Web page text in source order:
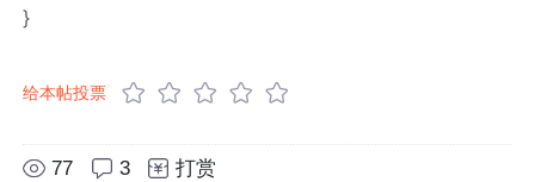
}
给本帖投票
77 3 打赏